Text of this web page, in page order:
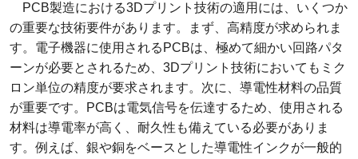
PCB製造における3Dプリント技術の適用には、いくつか
の重要な技術要件があります。まず、高精度が求められま
す。電子機器に使用されるPCBは、極めて細かい回路パタ
ーンが必要とされるため、3Dプリント技術においてもミク
ロン単位の精度が要求されます。次に、導電性材料の品質
が重要です。PCBは電気信号を伝達するため、使用される
材料は導電率が高く、耐久性も備えている必要がありま
す。例えば、銀や銅をベースとした導電性インクが一般的